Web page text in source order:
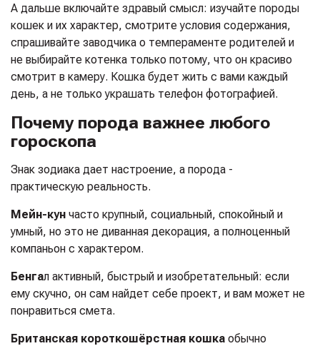
А дальше включайте здравый смысл: изучайте породы
кошек и их характер, смотрите условия содержания,
спрашивайте заводчика о темпераменте родителей и
не выбирайте котенка только потому, что он красиво
смотрит в камеру. Кошка будет жить с вами каждый
день, а не только украшать телефон фотографией.
Почему порода важнее любого
гороскопа
Знак зодиака дает настроение, а порода -
практическую реальность.
Мейн-кун часто крупный, социальный, спокойный и
умный, но это не диванная декорация, а полноценный
компаньон с характером.
Бенгал активный, быстрый и изобретательный: если
ему скучно, он сам найдет себе проект, и вам может не
понравиться смета.
Британская короткошёрстная кошка обычно